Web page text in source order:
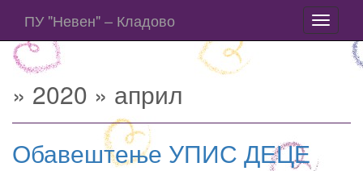
Toggle
ПУ "Невен" – Кладово
» 2020 » април
Обавештење УПИС ДЕЦЕ